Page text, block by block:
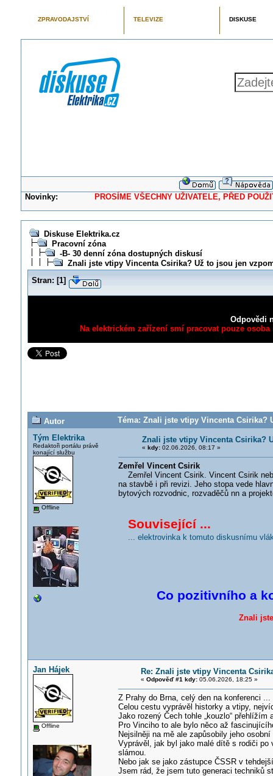
ZPRAVODAJSTVÍ TELEVIZE DISKUSE
Novinky: PROSÍME VŠECHNY UŽIVATELE, PŘED
Diskuse Elektrika.cz
Pracovní zóna
-B- 30 denní zóna dostupných diskusí
Znali jste vtipy Vincenta Csirika? Už to jsou jen
Stran: [1]
Odpovědi
Na elektrickém zařízení smí pracovat pouze
Autor
Téma: Znali jste vtipy Vincenta Csirika?
Tým Elektrika
Redaktoři portálu právě
konající službu
Offline
Znali jste vtipy Vincenta Csirika?
« kdy:02.06.2026, 08:17 »
Zemřel Vincent Csirik
Zemřel Vincent Csirik. Vincent Csirik
na stavbě i při revizi. Jeho stopa vede
bytových rozvodnic, rozvaděčů nn a
Související ...
... elektrovinka k tomuto diskusnímu
Co pozitivního a
Znali
Jan Hájek
Offline
Re: Znali jste vtipy Vincenta
« Odpověď #1 kdy:05.06.2026, 18:25 »
Z Prahy do Brna, celý den na konferenci
Celou cestu vyprávěl historky a vtipy,
Jako rozený Čech tohle „kouzlo“ přehlížím
Pro Vinciho to ale bylo něco až
Nejsilněji na mě ale zapůsobily jeho
Vyprávěl, jak byl jako malé dítě s rodiči
slámou.
Nebo jak se jako zástupce ČSSR v
Jsem rád, že jsem tuto generaci techniků